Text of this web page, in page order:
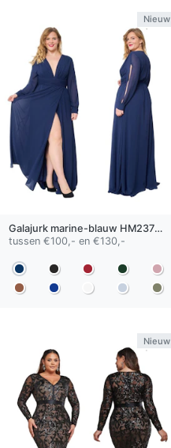
Nieuw
Galajurk marine-blauw HM2378QS
tussen €100,- en €130,-
Nieuw